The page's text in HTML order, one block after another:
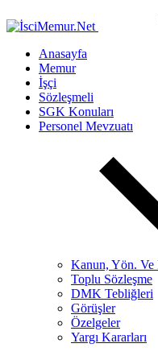
Anasayfa
Memur
İşçi
Sözleşmeli
SGK Konuları
Personel Mevzuatı
Kanun, Yön. Ve
Toplu Sözleşme
DMK Tebliğleri
Görüşler
Özelgeler
Yargı Kararları